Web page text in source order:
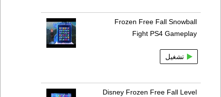
Frozen Free Fall Snowball
Fight PS4 Gameplay
تشغيل
Disney Frozen Free Fall Level